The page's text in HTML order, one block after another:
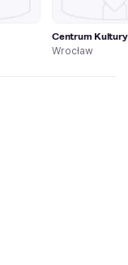
Centrum
Wrocław